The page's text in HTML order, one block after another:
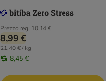
Prezzo reg. 10,14 €
8,99 €
21,40 € / kg
8,45 €